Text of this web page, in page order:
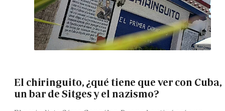
El chiringuito, ¿qué tiene que ver con Cuba,
un bar de Sitges y el nazismo?